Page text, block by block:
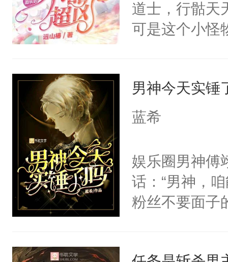
道士，行骷天
可是这个小怪
一天会离开你
便。”“你要是
学会认命。
我走吧。
己从一开始就
醒来？尹肆X
男神今天实锤
蓝希
娱乐圈男神傅
话：“男神，
粉丝不要面子